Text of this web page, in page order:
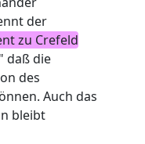
der
zu Crefeld
daß die
des
Auch das
bleibt